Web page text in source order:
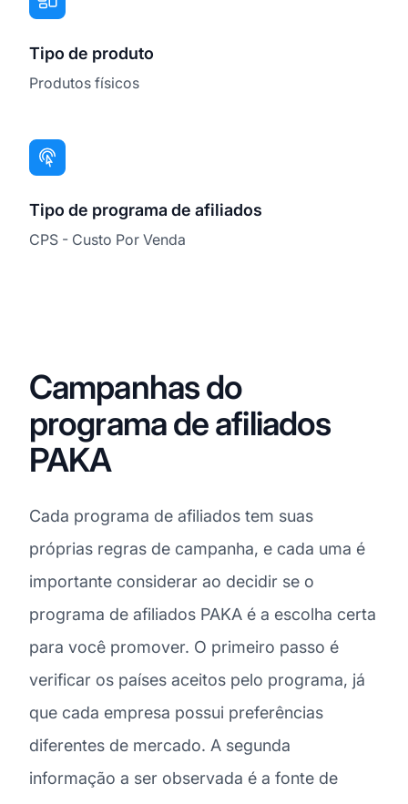
Tipo de produto
Produtos físicos
Tipo de programa de afiliados
CPS - Custo Por Venda
Campanhas do
programa de afiliados
PAKA
Cada programa de afiliados tem suas
próprias regras de campanha, e cada uma é
importante considerar ao decidir se o
programa de afiliados PAKA é a escolha certa
para você promover. O primeiro passo é
verificar os países aceitos pelo programa, já
que cada empresa possui preferências
diferentes de mercado. A segunda
informação a ser observada é a fonte de